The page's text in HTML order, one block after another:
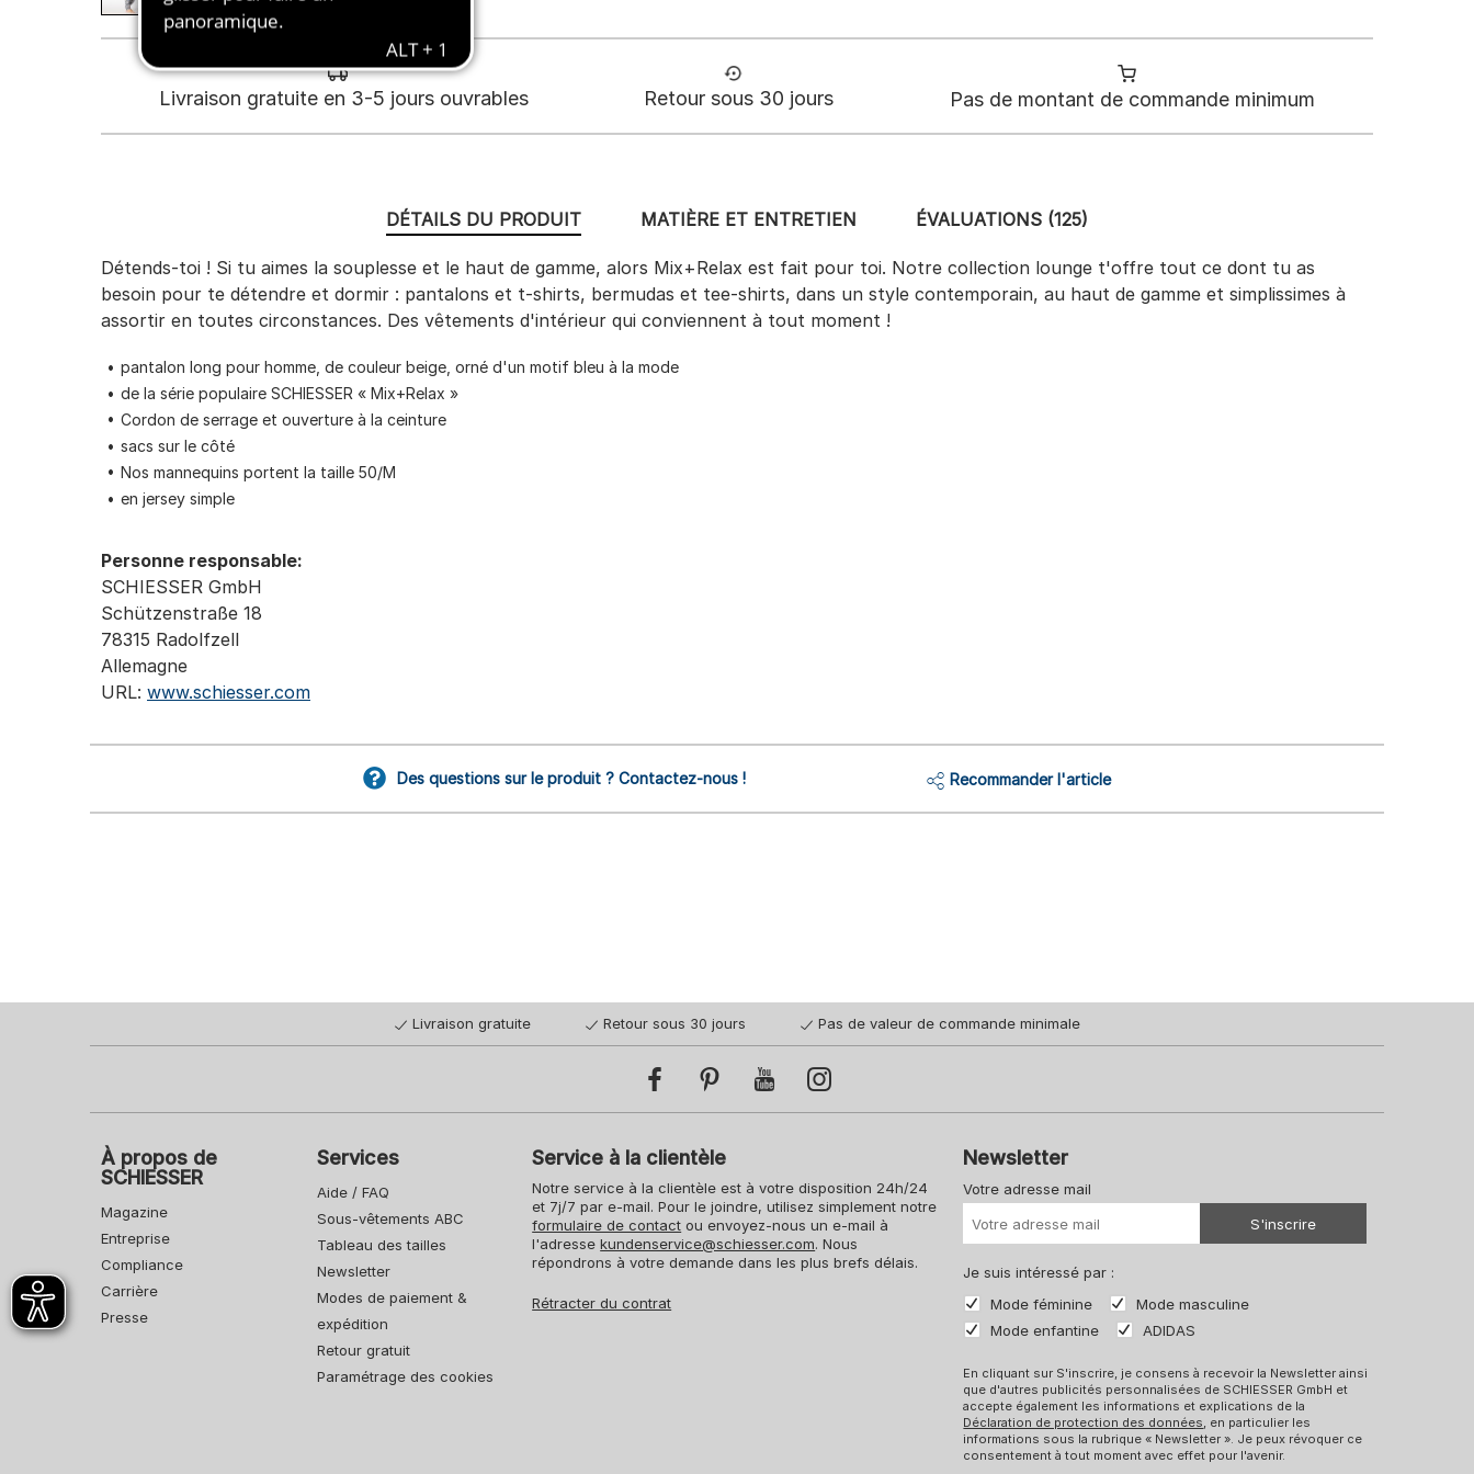
Livraison gratuite en 3-5 jours ouvrables Retour sous 30 jours Pas de montant de commande minimum
DÉTAILS DU PRODUIT
Détends-toi ! Si tu aimes la souplesse et le haut de gamme, alors Mix+Relax est fait pour toi. Notre collection lounge t'offre tout ce dont tu as
besoin pour te détendre et dormir : pantalons et t-shirts, bermudas et tee-shirts, dans un style contemporain, au haut de gamme et simplissimes à
assortir en toutes circonstances. Des vêtements d'intérieur qui conviennent à tout moment !
pantalon long pour homme, de couleur beige, orné d'un motif bleu à la mode
de la série populaire SCHIESSER « Mix+Relax »
Cordon de serrage et ouverture à la ceinture
sacs sur le côté
Nos mannequins portent la taille 50/M
en jersey simple
Personne responsable:
SCHIESSER GmbH
Schützenstraße 18
78315 Radolfzell
Allemagne
URL: www.schiesser.com
MATIÈRE ET ENTRETIEN ÉVALUATIONS (125)
Des questions sur le produit ? Contactez-nous ! Recommander l'article
Livraison gratuite Retour sous 30 jours Pas de valeur de commande minimale
À propos de
SCHIESSER
Magazine
Entreprise
Compliance
Carrière
Presse
Services
Aide / FAQ
Sous-vêtements ABC
Tableau des tailles
Newsletter
Modes de paiement &
expédition
Retour gratuit
Paramétrage des cookies
Service à la clientèle
Notre service à la clientèle est à votre disposition 24h/24
et 7j/7 par e-mail. Pour le joindre, utilisez simplement notre
formulaire de contact ou envoyez-nous un e-mail à
l'adressekundenservice@schiesser.com. Nous
répondrons à votre demande dans les plus brefs délais.
Rétracter du contrat
Newsletter
Votre adresse mail
S'inscrire
Je suis intéressé par :
Mode féminine
Mode masculine
Mode enfantine
ADIDAS
En cliquant sur S'inscrire, je consens à recevoir la Newsletter ainsi
que d'autres publicités personnalisées de SCHIESSER GmbH et
accepte également les informations et explications de la
Déclaration de protection des données, en particulier les
informations sous la rubrique « Newsletter ». Je peux révoquer ce
consentement à tout moment avec effet pour l'avenir.